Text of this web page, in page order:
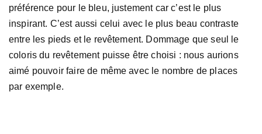
préférence pour le bleu, justement car c’est le plus
inspirant. C’est aussi celui avec le plus beau contraste
entre les pieds et le revêtement. Dommage que seul le
coloris du revêtement puisse être choisi : nous aurions
aimé pouvoir faire de même avec le nombre de places
par exemple.